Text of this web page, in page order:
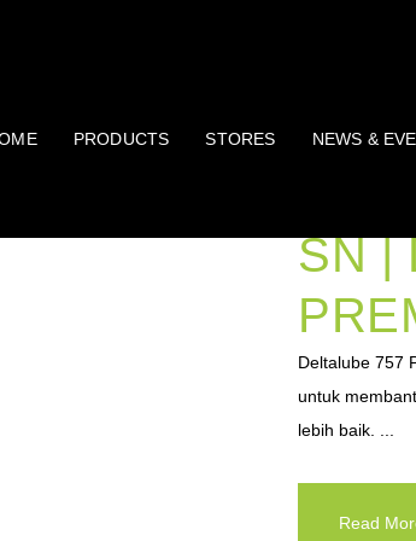
PRODUCTS STORES NEWS &
SN |
Deltalube 757
untuk
lebih baik. ...
Read